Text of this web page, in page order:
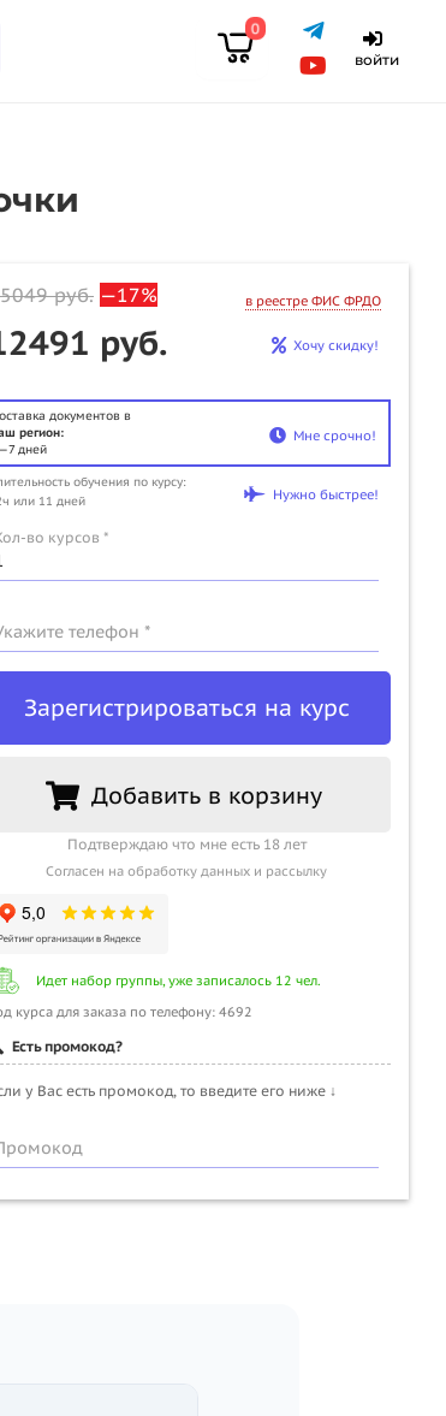
0
войти
руб. —17% в реестре ФИС ФРДО
руб. Хочу скидку!
документов в
регион:
дней
Мне срочно!
обучения по курсу:
или 11 дней
Нужно быстрее!
во курсов *
телефон *
Зарегистрироваться на курс
Добавить в корзину
Подтверждаю что мне есть 18 лет
Согласен на обработку данных и рассылку
Идет набор группы, уже записалось 12 чел.
курса для заказа по телефону: 4692
Есть промокод?
у Вас есть промокод, то введите его ниже ↓